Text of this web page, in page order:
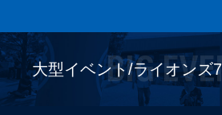
BIG
大型イベント/ライオンズ